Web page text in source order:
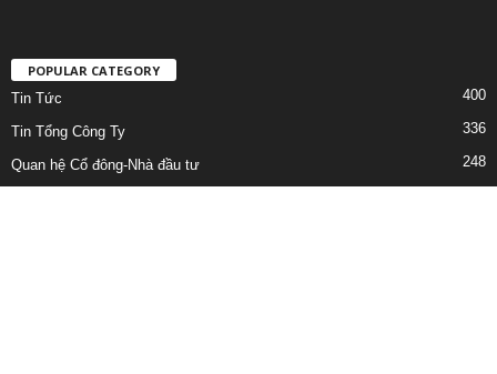
POPULAR CATEGORY
Tin Tức
400
Tin Tổng Công Ty 336
Quan hệ Cổ đông-Nhà đầu tư 248